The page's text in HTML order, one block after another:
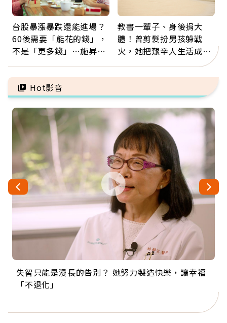
台股暴漲暴跌還能進場？
60後需要「能花的錢」，
不是「更多錢」…施昇
票
教書一輩子、身後捐大
體！曾剪髮扮男孩躲戰
火，她把艱辛人生活成風
景：生命價值在於成為祝
福
Hot影音
失智只能是漫長的告別？ 她努力製造快樂，讓幸福
「不退化」
來自剛果的巧克力神父 為台灣奉獻36年 「台灣是我
的家，我連作夢都講台語！」
63歲卸矽谷副總、搬回台灣找快樂！「蛋黃哥小
丑」走進安養院，逗樂上萬爺奶：退休後才開始真
104歲打破金氏世界紀錄 成為全球最年長羽球選
手，分享長壽的秘密原來是「這個」
事業巔峰他選擇追夢…黑手阿伯拉小提琴還登上小
巨蛋！連CNN都大讚！